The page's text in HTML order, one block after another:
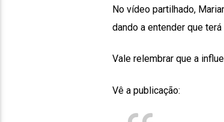
No vídeo partilhado,
dando a entender que
Vale relembrar que a
Vê a publicação: